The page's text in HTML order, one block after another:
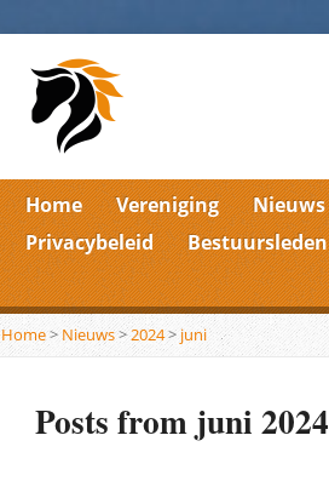
Home Vereniging Nieuws
Privacybeleid
Bestuursleden
Home> Nieuws>2024> juni
Posts from juni 2024